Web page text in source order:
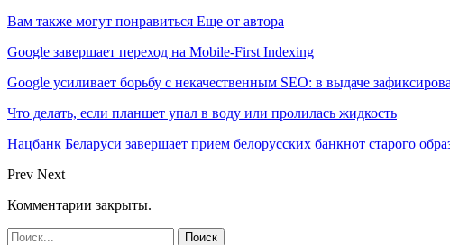
Вам также могут понравиться Еще от автора
Google завершает переход на Mobile-First Indexing
Google усиливает борьбу с некачественным SEO: в выдаче
Что делать, если планшет упал в воду или пролилась жидкость
Нацбанк Беларуси завершает прием белорусских банкнот старого
Prev Next
Комментарии закрыты.